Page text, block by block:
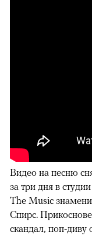
Видео на песню
за три дня в
The Music
Спирс.
скандал, поп-диву